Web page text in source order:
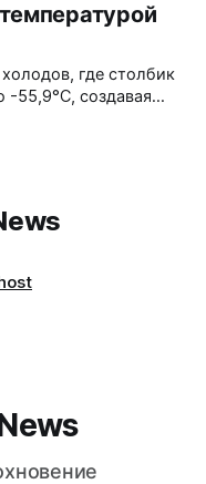
где столбик
55,9°C, создавая